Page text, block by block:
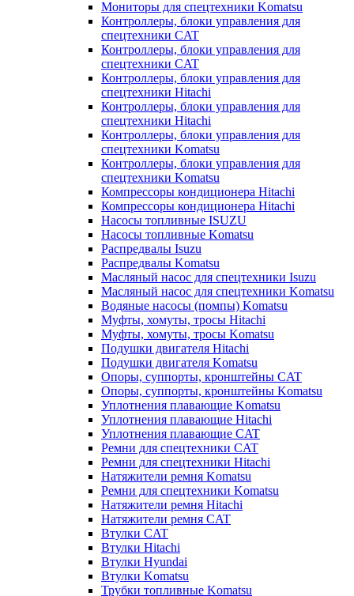
Мониторы для спецтехники Komatsu
Контроллеры, блоки управления для
спецтехники CAT
Контроллеры, блоки управления для
спецтехники CAT
Контроллеры, блоки управления для
спецтехники Hitachi
Контроллеры, блоки управления для
спецтехники Hitachi
Контроллеры, блоки управления для
спецтехники Komatsu
Контроллеры, блоки управления для
спецтехники Komatsu
Компрессоры кондиционера Hitachi
Компрессоры кондиционера Hitachi
Насосы топливные ISUZU
Насосы топливные Komatsu
Распредвалы Isuzu
Распредвалы Komatsu
Масляный насос для спецтехники Isuzu
Масляный насос для спецтехники Komatsu
Водяные насосы (помпы) Komatsu
Муфты, хомуты, тросы Hitachi
Муфты, хомуты, тросы Komatsu
Подушки двигателя Hitachi
Подушки двигателя Komatsu
Опоры, суппорты, кронштейны CAT
Опоры, суппорты, кронштейны Komatsu
Уплотнения плавающие Komatsu
Уплотнения плавающие Hitachi
Уплотнения плавающие CAT
Ремни для спецтехники CAT
Ремни для спецтехники Hitachi
Натяжители ремня Komatsu
Ремни для спецтехники Komatsu
Натяжители ремня Hitachi
Натяжители ремня CAT
Втулки CAT
Втулки Hitachi
Втулки Hyundai
Втулки Komatsu
Трубки топливные Komatsu